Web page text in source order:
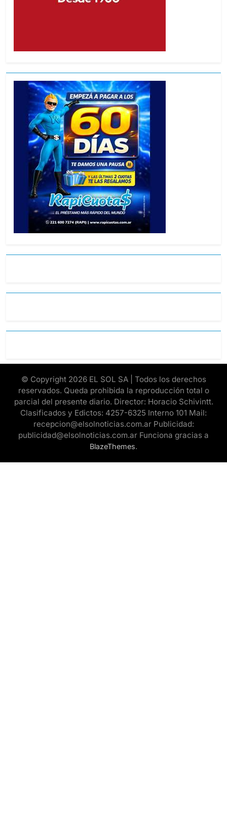
© Copyright 2026 EL SOL SA | Todos los derechos
reservados. Queda prohibida la reproducción total o
parcial del presente diario. Director: Horacio Schivintt.
Clasificados y Edictos: 4257-6325 Interno 101 Mail:
recepcion@elsolnoticias.com.ar Publicidad:
publicidad@elsolnoticias.com.ar Funciona gracias a
BlazeThemes.